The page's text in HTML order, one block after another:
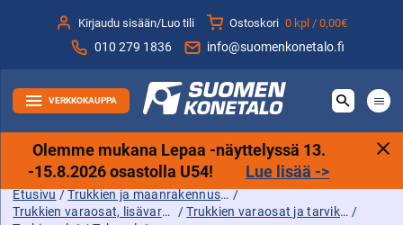
sisältöön
Kirjaudu sisään/Luo tili Ostoskori 0 kpl /0,00€
010 279 1836 info@suomenkonetalo.fi
VERKKOKAUPPA
Olemme mukana Lepaa -näyttelyssä 13.
-15.8.2026 osastolla U54! Lue lisää ->
Etusivu / Trukkien ja maanrakennuskoneiden tarvikkeet sekä varaosat ja lisävarusteet /
Trukkien varaosat, lisävarusteet ja tarvikkeet / Trukkien varaosat ja tarvikkeet /